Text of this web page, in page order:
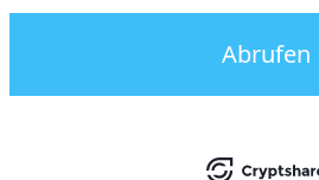
Abrufen